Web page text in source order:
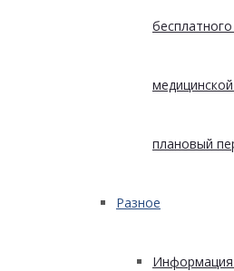
плановый
Разное